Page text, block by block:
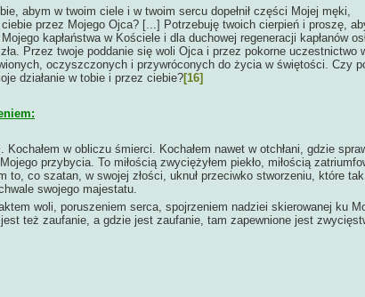
abym w twoim ciele i w twoim sercu dopełnił części Mojej męki,
przez Mojego Ojca? [...] Potrzebuję twoich cierpień i proszę,
kapłaństwa w Kościele i dla duchowej regeneracji kapłanów
Przez twoje poddanie się woli Ojca i przez pokorne uczestnictwo
oczyszczonych i przywróconych do życia w świętości. Czy
działanie w tobie i przez ciebie?[16]
Kochałem w obliczu śmierci. Kochałem nawet w otchłani, gdzie
przybycia. To miłością zwyciężyłem piekło, miłością
to, co szatan, w swojej złości, uknuł przeciwko stworzeniu, które tak
swojego majestatu.
woli, poruszeniem serca, spojrzeniem nadziei skierowanej ku
też zaufanie, a gdzie jest zaufanie, tam zapewnione jest